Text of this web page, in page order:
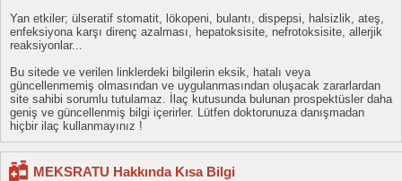
Yan etkiler; ülseratif stomatit, lökopeni, bulantı, dispepsi, halsizlik, ateş,
enfeksiyona karşı direnç azalması, hepatoksisite, nefrotoksisite, allerjik
reaksiyonlar...
Bu sitede ve verilen linklerdeki bilgilerin eksik, hatalı veya
güncellenmemiş olmasından ve uygulanmasından oluşacak zararlardan
site sahibi sorumlu tutulamaz. İlaç kutusunda bulunan prospektüsler daha
geniş ve güncellenmiş bilgi içerirler. Lütfen doktorunuza danışmadan
hiçbir ilaç kullanmayınız !
MEKSRATU Hakkında Kısa Bilgi